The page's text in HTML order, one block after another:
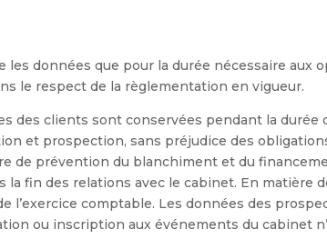
les données que pour la durée nécessaire aux
le respect de la règlementation en vigueur.
des clients sont conservées pendant la
et prospection, sans préjudice des
de prévention du blanchiment et du
la fin des relations avec le cabinet. En matière
l’exercice comptable. Les données des
ou inscription aux événements du cabinet